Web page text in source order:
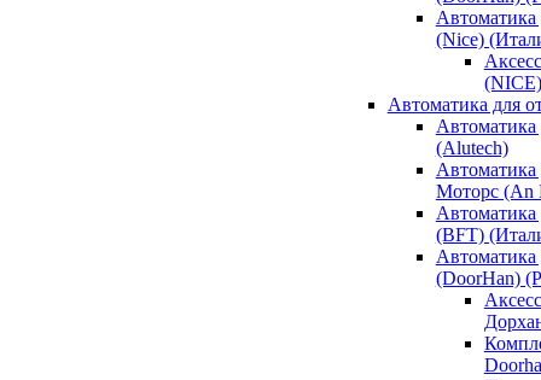
Автоматика
(Nice)
(NICE)
Автоматика для
(Alutech)
Моторс (An
(BFT)
Автоматика
(DoorHan)